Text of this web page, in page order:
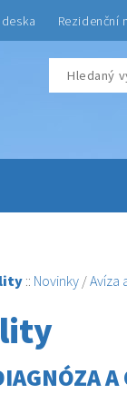
Rezidenční
:: Novinky /Avíza
A